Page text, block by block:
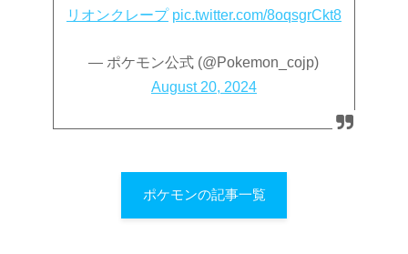
リオンクレープ pic.twitter.com/8oqsgrCkt8
— ポケモン公式 (@Pokemon_cojp)
August 20, 2024
ポケモンの記事一覧